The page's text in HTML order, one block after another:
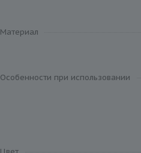
Материал
Особенности при использовании